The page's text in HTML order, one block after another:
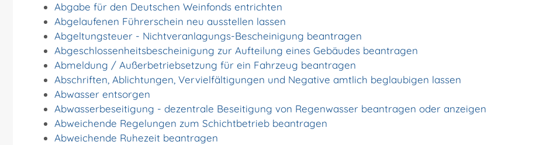
Abgabe für den Deutschen Weinfonds entrichten
Abgelaufenen Führerschein neu ausstellen lassen
Abgeltungsteuer - Nichtveranlagungs-Bescheinigung beantragen
Abgeschlossenheitsbescheinigung zur Aufteilung eines Gebäudes beantragen
Abmeldung / Außerbetriebsetzung für ein Fahrzeug beantragen
Abschriften, Ablichtungen, Vervielfältigungen und Negative amtlich beglaubigen lassen
Abwasser entsorgen
Abwasserbeseitigung - dezentrale Beseitigung von Regenwasser beantragen oder anzeigen
Abweichende Regelungen zum Schichtbetrieb beantragen
Abweichende Ruhezeit beantragen